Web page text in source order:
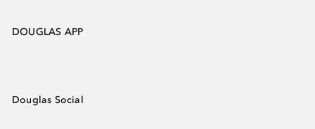
DOUGLAS APP
Douglas Social